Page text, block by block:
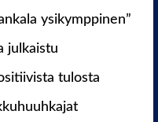
ysikymppinen”
julkaistu
tulosta